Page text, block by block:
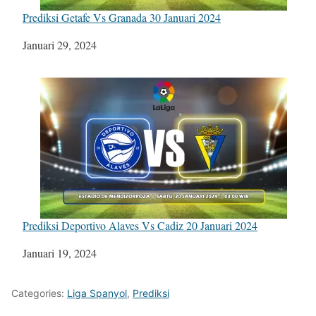
Prediksi Getafe Vs Granada 30 Januari 2024
Tanggal
Januari 29, 2024
Prediksi Deportivo Alaves Vs Cadiz 20 Januari 2024
Tanggal
Januari 19, 2024
Categories: Liga Spanyol, Prediksi